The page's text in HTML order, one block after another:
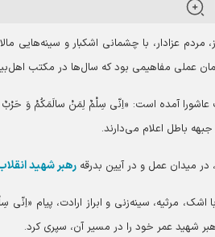
مردم عزادار، با چشمانی اشکبار و سینه‌هایی
عملی مفاهیمی بود که سال‌ها در مکتب
عاشورا آمده است: «اِنّی سِلْمٌ لِمَنْ سالَمَکُمْ وَ
باطل اعلام می‌دارند.
در میدان عمل و در آیین بدرقه رهبر شهید
اشک، مرثیه، سینه‌زنی و ابراز ارادت، پیام
شهید عمر خود را در مسیر آن، سپری کرد.